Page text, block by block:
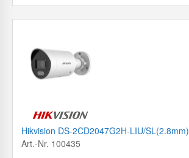
Hikvision DS-2CD2047G2H-LIU/SL(2.8mm)
Art.-Nr. 100435